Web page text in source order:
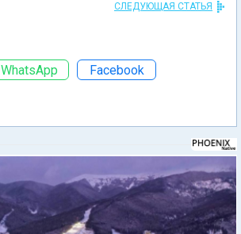
СЛЕДУЮЩАЯ СТАТЬЯ
WhatsApp Facebook